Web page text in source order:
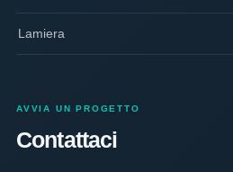
Lamiera
AVVIA UN PROGETTO
Contattaci